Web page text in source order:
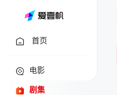
首页
电影
剧集